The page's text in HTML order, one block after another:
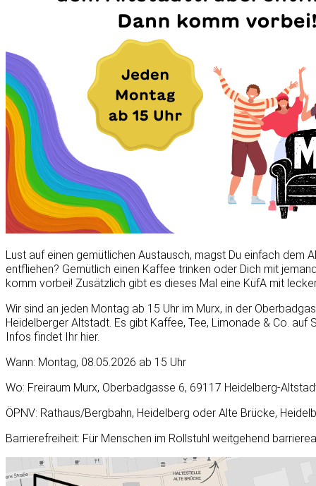
Lust auf einen gemütlichen Austausch, magst Du einfach dem
entfliehen? Gemütlich einen Kaffee trinken oder Dich mit
komm vorbei! Zusätzlich gibt es dieses Mal eine KüfA mit
Wir sind an jeden Montag ab 15 Uhr im Murx, in der
Heidelberger Altstadt. Es gibt Kaffee, Tee, Limonade & Co. auf
Infos findet Ihr hier.
Wann: Montag, 08.05.2026 ab 15 Uhr
Wo: Freiraum Murx, Oberbadgasse 6, 69117 Heidelberg-
ÖPNV: Rathaus/Bergbahn, Heidelberg oder Alte Brücke,
Barrierefreiheit: Für Menschen im Rollstuhl weitgehend